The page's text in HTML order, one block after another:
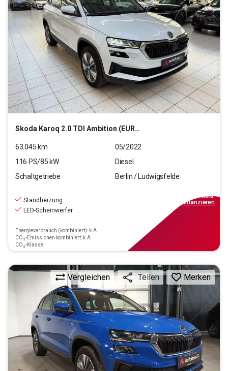
Skoda Karoq 2.0 TDI Ambition (EURO 6d)
63.045 km
05/2022
116 PS/85 kW
Diesel
Schaltgetriebe
Berlin / Ludwigsfelde
Standheizung
LED-Scheinwerfer
Energieverbrauch (kombiniert): k.A.
CO₂-Emissionen kombiniert: k.A.
CO₂-Klasse:
inkl.MwSt.
finanzieren
Vergleichen Teilen Merken